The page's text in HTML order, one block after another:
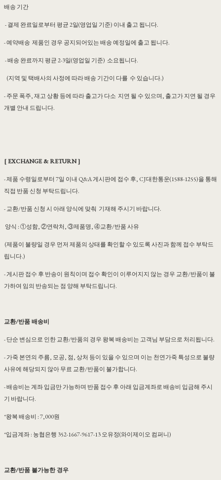
배송 기간
- 결제 완료일로부터 평균 2일(영업일 기준) 이내 출고 됩니다.
- 예약배송 제품인 경우 공지되어있는 배송 예정일에 출고 됩니다.
- 배송 완료까지 평균 2-3일(영업일 기준) 소요됩니다.
(지역 및 택배사의 사정에 따라 배송 기간이 다를 수 있습니다.)
- 주문 폭주, 재고 상황 등에 따라 출고가 다소 지연 될 수 있으며, 출고가 지연 될 경우
개별 안내 드립니다.
[ EXCHANGE & RETURN ]
- 제품 수령일로부터 7일 이내 Q&A 게시판에 접수 후, CJ대한통운(1588-1255)을 통해
직접 반품 신청 부탁드립니다.
- 교환/반품 신청 시 아래 양식에 맞춰 기재해 주시기 바랍니다.
양식 : ①성함, ②연락처, ③제품명, ④교환/반품 사유
(제품이 불량일 경우 먼저 제품의 상태를 확인할 수 있도록 사진과 함께 접수 부탁드
립니다.)
- 게시판 접수 후 반송이 원칙이며 접수 확인이 이루어지지 않는 경우 교환/반품이 불
가하여 임의 반송되는 점 양해 부탁드립니다.
교환/반품 배송비
- 단순 변심으로 인한 교환/반품의 경우 왕복 배송비는 고객님 부담으로 처리됩니다.
- 가죽 본연의 주름, 모공, 점, 상처 등이 있을 수 있으며 이는 천연가죽 특성으로 불량
사유에 해당되지 않아 무료 교환/반품이 불가합니다.
- 배송비는 계좌 입금만 가능하며 반품 접수 후 아래 입금계좌로 배송비 입금해 주시
기 바랍니다.
*왕복 배송비 : 7,000원
*입금계좌 : 농협은행 352-1667-9617-13 오유정(와이제이오 컴퍼니)
교환/반품 불가능한 경우